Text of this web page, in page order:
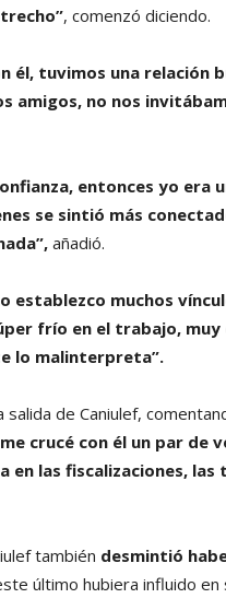
, comenzó diciendo.
él, tuvimos una relación
amigos, no nos
entonces yo era
se sintió más
añadió.
establezco muchos
frío en el trabajo,
lo malinterpreta”.
de Caniulef,
crucé con él un par de
las fiscalizaciones, las
también desmintió
último hubiera influido en